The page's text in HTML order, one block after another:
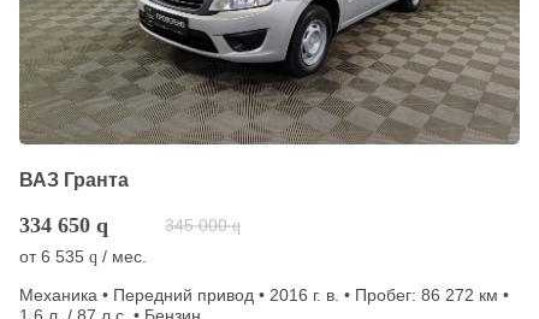
ВАЗ Гранта
334 650 q 345 000 q
от6 535 q / мес.
Механика • Передний привод • 2016 г. в. • Пробег: 86 272 км •